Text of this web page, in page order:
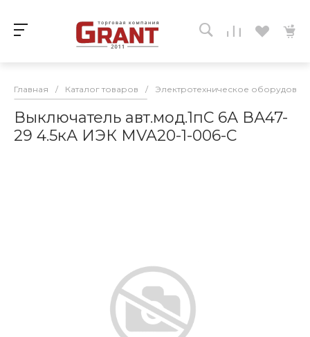
Главная / Каталог товаров / Электротехническое
Выключатель авт.мод.1пС 6А ВА47-
29 4.5кА ИЭК MVA20-1-006-С